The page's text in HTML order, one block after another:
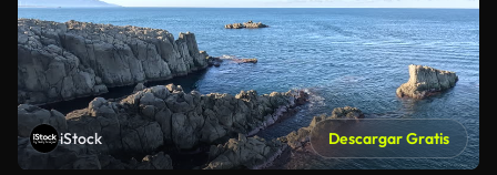
iStock Descargar Gratis